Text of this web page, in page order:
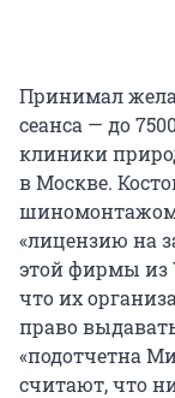
Принимал
сеанса — до
клиники
в Москве.
шиномонтажом)
«лицензию на
этой фирмы из
что их
право
«подотчетна
считают, что